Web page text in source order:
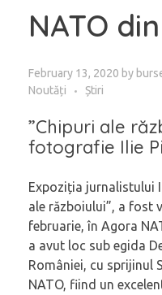
NATO
February 13, 2020 by
Noutăți
Știri
”Chipuri ale
fotografie Ilie
Expoziția jurnalistului
ale războiului”, a fost
februarie, în Agora
a avut loc sub egida
României, cu sprijinul
NATO, fiind un